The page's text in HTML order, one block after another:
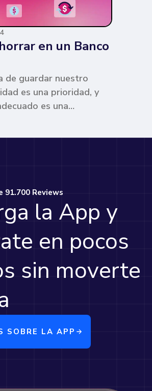
en un Banco
de guardar nuestro
es una prioridad, y
es una
91.700 Reviews
la App y
en pocos
sin moverte
SOBRE LA APP